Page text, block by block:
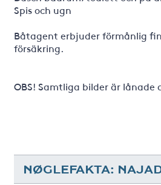
Spis och ugn
Båtagent erbjuder förmånlig
försäkring.
OBS! Samtliga bilder är lånade
NØGLEFAKTA: